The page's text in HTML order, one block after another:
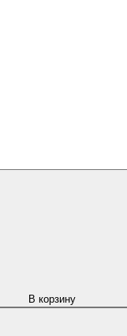
В корзину